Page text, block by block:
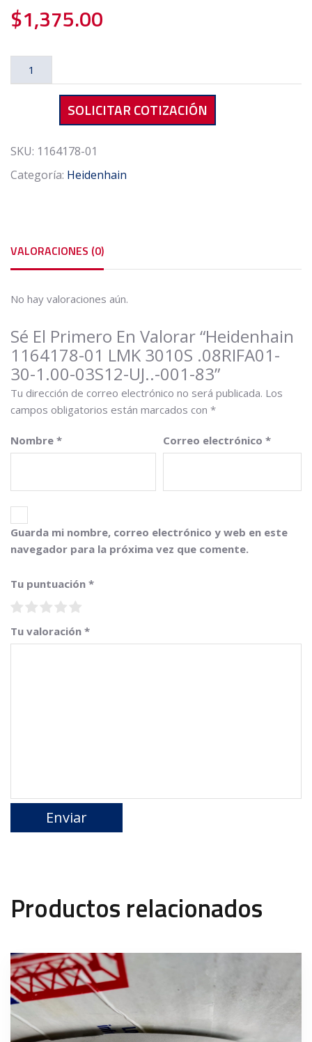
$1,375.00
Heidenhain
1164178-
.08RIFA01-
1.00-
cantidad
SOLICITAR COTIZACIÓN
SKU: 1164178-01
Categoría: Heidenhain
VALORACIONES (0)
No hay valoraciones aún.
Sé El Primero En Valorar “Heidenhain
1164178-01 LMK 3010S .08RIFA01-
30-1.00-03S12-UJ..-001-83”
Tu dirección de correo electrónico no será publicada. Los
campos obligatorios están marcados con *
Nombre * Correo electrónico *
Guarda mi nombre, correo electrónico y web en este
navegador para la próxima vez que comente.
Tu puntuación *
Tu valoración *
Productos relacionados